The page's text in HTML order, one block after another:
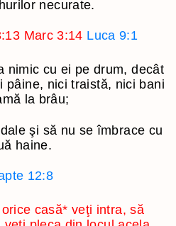
necurate.
Marc 3:14 Luca 9:1
nimic cu ei pe drum, decât
pâine, nici traistă, nici bani
la brâu;
şi să nu se îmbrace cu
haine.
12:8
orice casă* veţi intra, să